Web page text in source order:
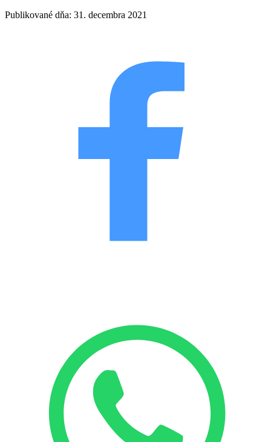
Publikované dňa: 31. decembra 2021